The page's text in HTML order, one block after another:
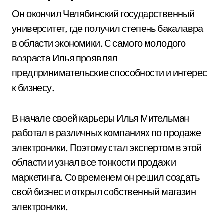
Он окончил Челябинский государственный
университет, где получил степень бакалавра
в области экономики. С самого молодого
возраста Илья проявлял
предпринимательские способности и интерес
к бизнесу.
В начале своей карьеры Илья Мительман
работал в различных компаниях по продаже
электроники. Поэтому стал экспертом в этой
области и узнал все тонкости продаж и
маркетинга. Со временем он решил создать
свой бизнес и открыл собственный магазин
электроники.